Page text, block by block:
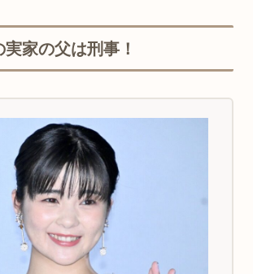
実家の父は刑事！